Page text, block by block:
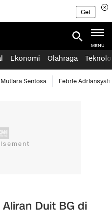
Get
MENU
Ekonomi Olahraga
Sentosa Febrie Adriansyah
Duit BG di